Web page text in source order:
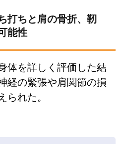
打ちと肩の骨折、靭
能性
体を詳しく評価した結
経の緊張や肩関節の損
られた。